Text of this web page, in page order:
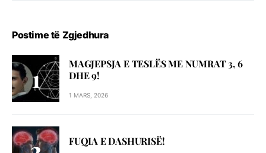
Postime të Zgjedhura
MAGJEPSJA E TESLËS ME NUMRAT 3, 6
DHE 9!
1 MARS, 2026
FUQIA E DASHURISË!